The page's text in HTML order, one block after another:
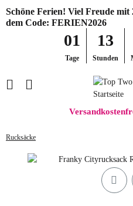
Schöne Ferien! Viel Freude
dem Code: FERIEN2026
01
Tage
13
Stunden
Rucksäcke